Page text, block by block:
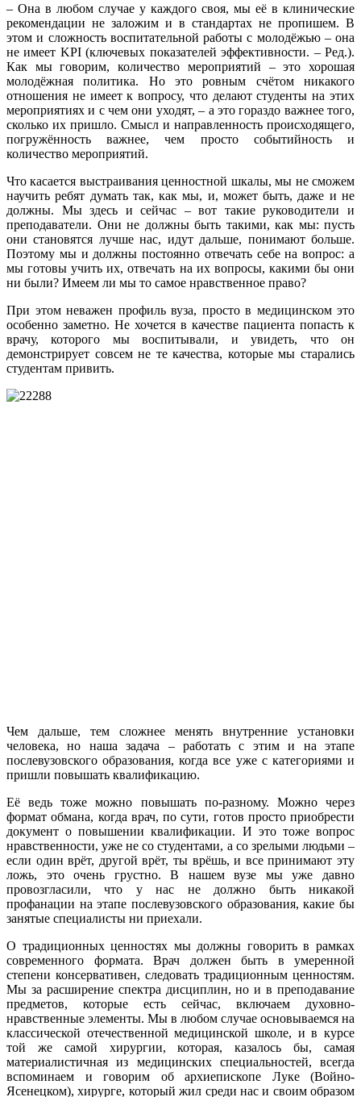
– Она в любом случае у каждого своя, мы её в клинические
рекомендации не заложим и в стандартах не пропишем. В
этом и сложность воспитательной работы с молодёжью – она
не имеет KPI (ключевых показателей эффективности. – Ред.).
Как мы говорим, количество мероприятий – это хорошая
молодёжная политика. Но это ровным счётом никакого
отношения не имеет к вопросу, что делают студенты на этих
мероприятиях и с чем они уходят, – а это гораздо важнее того,
сколько их пришло. Смысл и направленность происходящего,
погружённость важнее, чем просто событийность и
количество мероприятий.
Что касается выстраивания ценностной шкалы, мы не сможем
научить ребят думать так, как мы, и, может быть, даже и не
должны. Мы здесь и сейчас – вот такие руководители и
преподаватели. Они не должны быть такими, как мы: пусть
они становятся лучше нас, идут дальше, понимают больше.
Поэтому мы и должны постоянно отвечать себе на вопрос: а
мы готовы учить их, отвечать на их вопросы, какими бы они
ни были? Имеем ли мы то самое нравственное право?
При этом неважен профиль вуза, просто в медицинском это
особенно заметно. Не хочется в качестве пациента попасть к
врачу, которого мы воспитывали, и увидеть, что он
демонстрирует совсем не те качества, которые мы старались
студентам привить.
Чем дальше, тем сложнее менять внутренние установки
человека, но наша задача – работать с этим и на этапе
послевузовского образования, когда все уже с категориями и
пришли повышать квалификацию.
Её ведь тоже можно повышать по-разному. Можно через
формат обмана, когда врач, по сути, готов просто приобрести
документ о повышении квалификации. И это тоже вопрос
нравственности, уже не со студентами, а со зрелыми людьми –
если один врёт, другой врёт, ты врёшь, и все принимают эту
ложь, это очень грустно. В нашем вузе мы уже давно
провозгласили, что у нас не должно быть никакой
профанации на этапе послевузовского образования, какие бы
занятые специалисты ни приехали.
О традиционных ценностях мы должны говорить в рамках
современного формата. Врач должен быть в умеренной
степени консервативен, следовать традиционным ценностям.
Мы за расширение спектра дисциплин, но и в преподавание
предметов, которые есть сейчас, включаем духовно-
нравственные элементы. Мы в любом случае основываемся на
классической отечественной медицинской школе, и в курсе
той же самой хирургии, которая, казалось бы, самая
материалистичная из медицинских специальностей, всегда
вспоминаем и говорим об архиепископе Луке (Войно-
Ясенецком), хирурге, который жил среди нас и своим образом